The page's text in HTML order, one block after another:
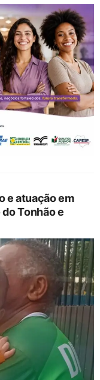
e atuação em
Tonhão e